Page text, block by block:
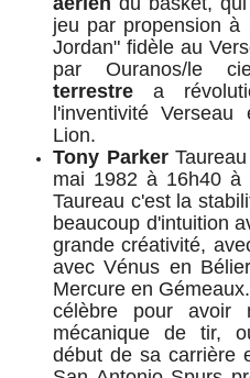
jeu par propension à
Jordan" fidèle au
par Ouranos/le
terrestre
a
l'inventivité
Lion.
Tony ParkerTaureau
mai 1982 à 16h40
Taureau c'est la
beaucoup d'intuition
grande créativité,
avec Vénus en
Mercure en Gémeaux.
célèbre pour avoir
mécanique de tir,
début de sa carrière